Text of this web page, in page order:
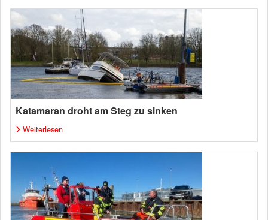
Katamaran droht am Steg zu sinken
Weiterlesen